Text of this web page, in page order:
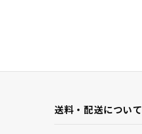
送料・配送について